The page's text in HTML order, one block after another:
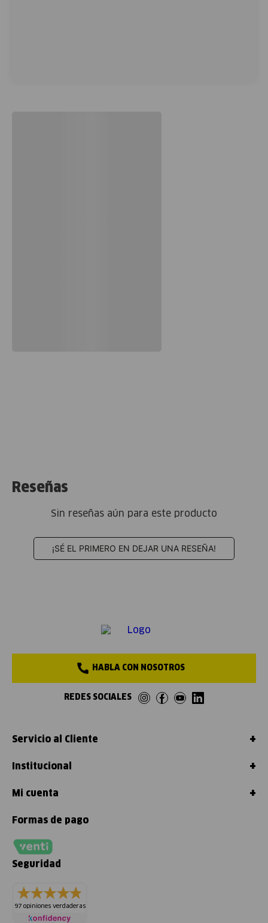
Reseñas
Sin reseñas aún para este producto
¡SÉ EL PRIMERO EN DEJAR UNA RESEÑA!
HABLA CON NOSOTROS
REDES SOCIALES
Servicio al Cliente +
Institucional +
Mi cuenta +
Formas de pago
Seguridad
97 opiniones verdaderas